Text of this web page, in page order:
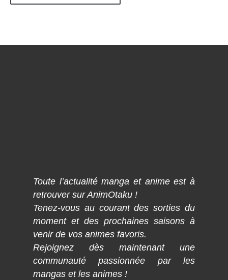
Toute l’actualité manga et anime est à
retrouver sur AnimOtaku !
Tenez-vous au courant des sorties du
moment et des prochaines saisons à
venir de vos animes favoris.
Rejoignez dès maintenant une
communauté passionnée par les
mangas et les animes !